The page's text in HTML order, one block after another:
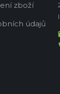
zboží
údajů